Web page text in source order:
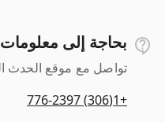
بحاجة إلى
تواصل مع موقع الحدث
+1(306) 776-2397